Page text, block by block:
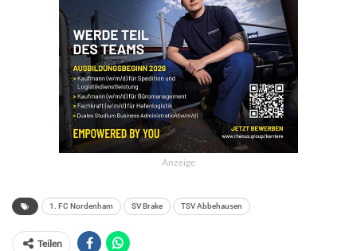
Anzeige
1. FC Nordenham SV Brake TSV Abbehausen
Teilen